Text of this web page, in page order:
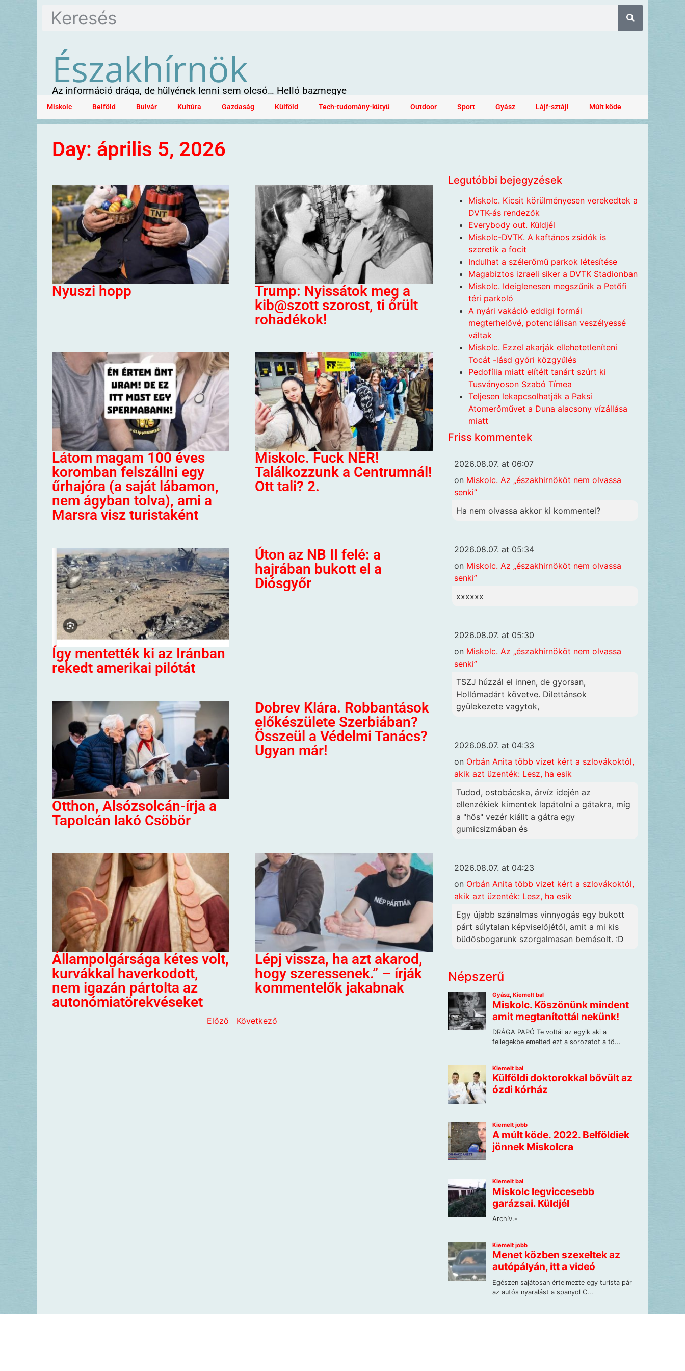
Északhírnök
Az információ drága, de hülyének lenni sem olcsó… Helló bazmegye
Miskolc Belföld Bulvár Kultúra Gazdaság Külföld Tech-tudomány-kütyü Outdoor Sport Gyász Lájf-sztájl Múlt köde
Day: április 5, 2026
Nyuszi hopp
Trump: Nyissátok meg a
kib@szott szorost, ti őrült
rohadékok!
Látom magam 100 éves
koromban felszállni egy
űrhajóra (a saját lábamon,
nem ágyban tolva), ami a
Marsra visz turistaként
Miskolc. Fuck NER!
Találkozzunk a Centrumnál!
Ott tali? 2.
Így mentették ki az Iránban
rekedt amerikai pilótát
Úton az NB II felé: a
hajrában bukott el a
Diósgyőr
Otthon, Alsózsolcán-írja a
Tapolcán lakó Csöbör
Dobrev Klára. Robbantások
előkészülete Szerbiában?
Összeül a Védelmi Tanács?
Ugyan már!
Állampolgársága kétes volt,
kurvákkal haverkodott,
nem igazán pártolta az
autonómiatörekvéseket
Lépj vissza, ha azt akarod,
hogy szeressenek.” – írják
kommentelők jakabnak
Előző Következő
Legutóbbi bejegyzések
Miskolc. Kicsit körülményesen verekedtek a
DVTK-ás rendezők
Everybody out. Küldjél
Miskolc-DVTK. A kaftános zsidók is
szeretik a focit
Indulhat a szélerőmű parkok létesítése
Magabiztos izraeli siker a DVTK Stadionban
Miskolc. Ideiglenesen megszűnik a Petőfi
téri parkoló
A nyári vakáció eddigi formái
megterhelővé, potenciálisan veszélyessé
váltak
Miskolc. Ezzel akarják ellehetetleníteni
Tocát -lásd győri közgyűlés
Pedofília miatt elítélt tanárt szúrt ki
Tusványoson Szabó Tímea
Teljesen lekapcsolhatják a Paksi
Atomerőművet a Duna alacsony vízállása
miatt
Friss kommentek
2026.08.07. at 06:07
on Miskolc. Az „északhirnököt nem olvassa
senki”
Ha nem olvassa akkor ki kommentel?
2026.08.07. at 05:34
on Miskolc. Az „északhirnököt nem olvassa
senki”
xxxxxx
2026.08.07. at 05:30
on Miskolc. Az „északhirnököt nem olvassa
senki”
TSZJ húzzál el innen, de gyorsan,
Hollómadárt követve. Dilettánsok
gyülekezete vagytok,
2026.08.07. at 04:33
on Orbán Anita több vizet kért a szlovákoktól,
akik azt üzenték: Lesz, ha esik
Tudod, ostobácska, árvíz idején az
ellenzékiek kimentek lapátolni a gátakra, míg
a "hős" vezér kiállt a gátra egy
gumicsizmában és
2026.08.07. at 04:23
on Orbán Anita több vizet kért a szlovákoktól,
akik azt üzenték: Lesz, ha esik
Egy újabb szánalmas vinnyogás egy bukott
párt súlytalan képviselőjétől, amit a mi kis
büdösbogarunk szorgalmasan bemásolt. :D
Népszerű